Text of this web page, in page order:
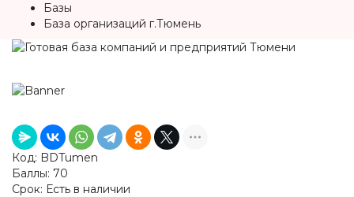
Базы
База организаций г.Тюмень
Код: BDTumen
Баллы: 70
Срок: Есть в наличии